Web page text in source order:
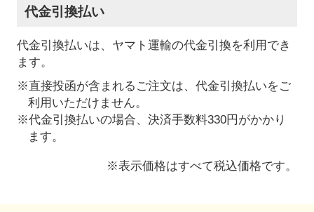
代金引換払い
代金引換払いは、ヤマト運輸の代金引換を利用でき
ます。
※直接投函が含まれるご注文は、代金引換払いをご
利用いただけません。
※代金引換払いの場合、決済手数料330円がかかり
ます。
※表示価格はすべて税込価格です。